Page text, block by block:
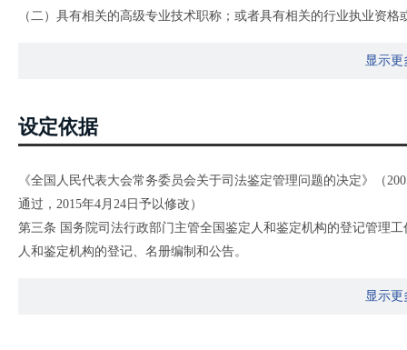
（二）具有相关的高级专业技术职称；或者具有相关的行业执业资
（四）所申请从事的司法鉴定业务，行业有特殊规定的，应当符合行
第十三条 有下列情形之一的，不得申请从事司法鉴定业务：
（二）受过开除公职处分的；
（三）被司法行政机关撤销司法鉴定人登记的；
（四）所在的司法鉴定机构受到停业处罚，处罚期未满的；
（五）无民事行为能力或者限制行为能力的；
显示更
设定依据
《全国人民代表大会常务委员会关于司法鉴定管理问题的决定》（
通过，2015年4月24日予以修改）
第三条 国务院司法行政部门主管全国鉴定人和鉴定机构的登记管理
人和鉴定机构的登记、名册编制和公告。
和鉴定机构名册并公告。省级人民政府司法行政部门应当根据鉴定
显示更